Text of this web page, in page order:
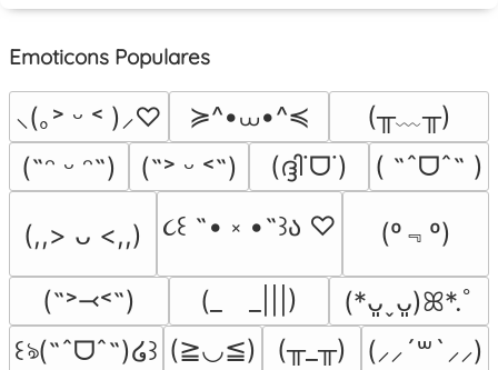
Emoticons Populares
⸜(｡˃ ᵕ ˂ )⸝♡ ≽^•⩊•^≼
(╥﹏╥)
(˶ᵔ ᵕ ᵔ˶)
(˶˃ ᵕ ˂˶) (ദ്ദി˙ᗜ˙) ( ˶ˆᗜˆ˵ )
(,,> ᴗ <,,) ૮꒰ ˶• ༝ •˶꒱ა ♡ (º﹃º)
(˶˃⤙˂˶) (_　_|||)
(*ᴗ͈ˬᴗ͈)ꕤ*.ﾟ
꒰ঌ(˶ˆᗜˆ˵)໒꒱ (≧◡≦) (╥_╥)
(⸝⸝´꒳`⸝⸝)